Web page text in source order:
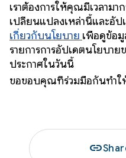
เราต้องการให้คุณมีเวลาม
เปลี่ยนแปลงเหล่านี้และอั
เกี่ยวกับนโยบาย เพื่อดูข้อมู
รายการการอัปเดตนโยบา
ประกาศในวันนี้
ขอขอบคุณที่ร่วมมือกันทำ
link